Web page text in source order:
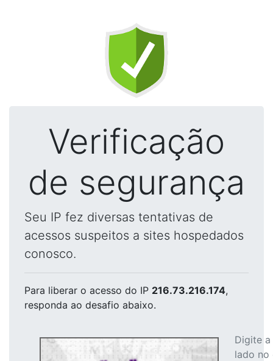
Verificação
de segurança
Seu IP fez diversas tentativas de
acessos suspeitos a sites hospedados
conosco.
Para liberar o acesso do IP 216.73.216.174,
responda ao desafio abaixo.
Digite
lado no